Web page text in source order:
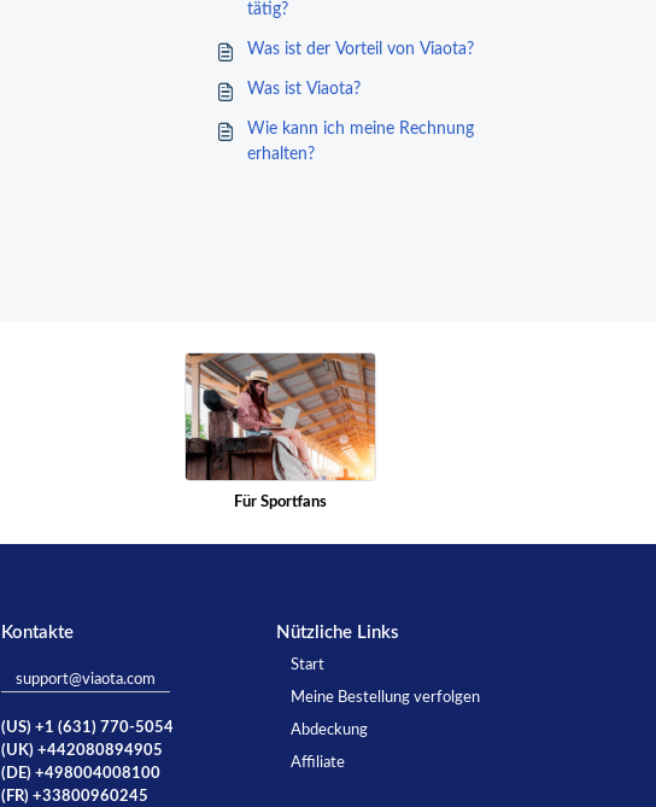
tätig?
Was ist der Vorteil von Viaota?
Was ist Viaota?
Wie kann ich meine Rechnung
erhalten?
Für Sportfans
Kontakte
support@viaota.com
(US) +1 (631) 770-5054
(UK) +442080894905
(DE) +498004008100
(FR) +33800960245
Nützliche Links
Start
Meine Bestellung verfolgen
Abdeckung
Affiliate